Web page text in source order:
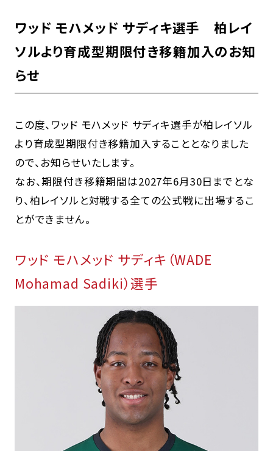
ワッド モハメッド サディキ選手 柏レイ
ソルより育成型期限付き移籍加入のお知
らせ
この度、ワッド モハメッド サディキ選手が柏レイソル
より育成型期限付き移籍加入することとなりました
ので、お知らせいたします。
なお、期限付き移籍期間は2027年6月30日までとな
り、柏レイソルと対戦する全ての公式戦に出場するこ
とができません。
ワッド モハメッド サディキ（WADE
Mohamad Sadiki）選手